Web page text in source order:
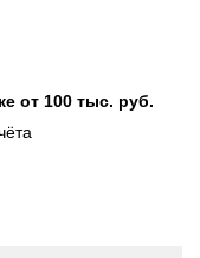
от 100 тыс. руб.